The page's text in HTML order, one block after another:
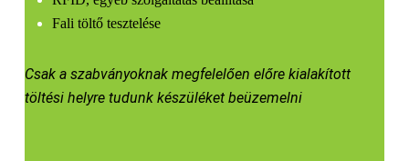
Fali töltő tesztelése
Csak a szabványoknak megfelelően előre kialakított
töltési helyre tudunk készüléket beüzemelni